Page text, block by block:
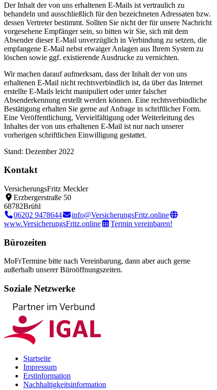
Der Inhalt der von uns erhaltenen E-Mails ist vertraulich zu
behandeln und ausschließlich für den bezeichneten Adressaten bzw.
dessen Vertreter bestimmt. Sollten Sie nicht der für unsere Nachricht
vorgesehene Empfänger sein, so bitten wir Sie, sich mit dem
Absender dieser E-Mail unverzüglich in Verbindung zu setzen, die
empfangene E-Mail nebst etwaiger Anlagen aus Ihrem System zu
löschen sowie ggf. existierende Ausdrucke zu vernichten.
Wir machen darauf aufmerksam, dass der Inhalt der von uns
erhaltenen E-Mail nicht rechtsverbindlich ist, da über das Internet
erstellte E-Mails leicht manipuliert oder unter falscher
Absenderkennung erstellt werden können. Eine rechtsverbindliche
Bestätigung erhalten Sie gerne auf Anfrage in schriftlicher Form.
Eine Veröffentlichung, Vervielfältigung oder Weiterleitung des
Inhaltes der von uns erhaltenen E-Mail ist nur nach unserer
vorherigen schriftlichen Einwilligung gestattet.
Stand: Dezember 2022
Kontakt
VersicherungsFritz Meckler
Erzbergerstraße 50
68782Brühl
06202 9478644
info@VersicherungsFritz.online
www.VersicherungsFritz.online
Termin vereinbaren!
Bürozeiten
MoFrTermine bitte nach Vereinbarung, dann aber auch gerne
außerhalb unserer Büroöffnungszeiten.
Soziale Netzwerke
Startseite
Impressum
Erstinformation
Nachhaltigkeitsinformation